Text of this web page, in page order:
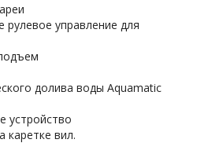
рулевое управление для
долива воды Aquamatic
устройство
каретке вил.